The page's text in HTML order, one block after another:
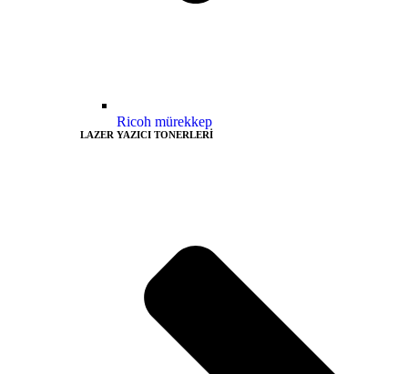
Ricoh mürekkep
LAZER YAZICI TONERLERİ